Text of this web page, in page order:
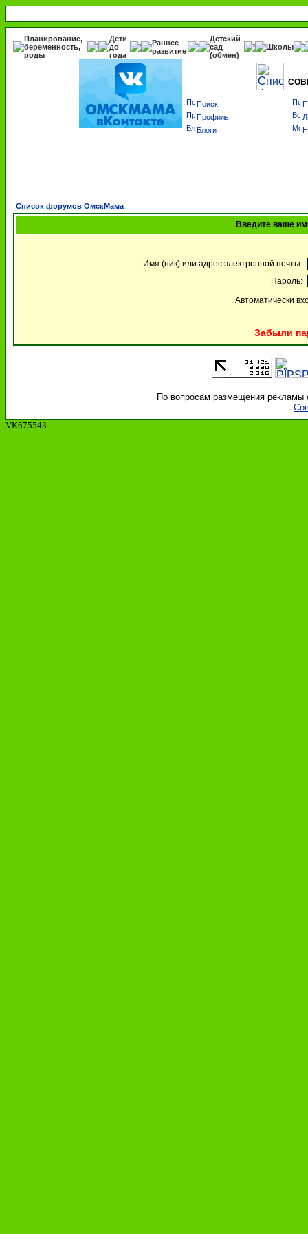
Планирование,
беременность,
роды
Дети
до
года
Раннее
развитие
Детский
сад
(обмен)
Школы
Поиск
Профиль
Блоги
Список форумов ОмскМама
Введите ваше
Имя (ник) или адрес электронной почты:
Пароль:
Автоматически
Забыли
По вопросам размещения рекламы
VK675543